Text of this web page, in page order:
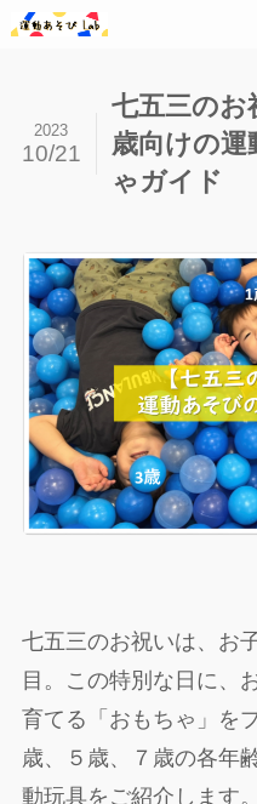
七五三のお
歳向けの運
ゃガイド
2023
10/21
七五三のお祝いは、お
目。この特別な日に、
育てる「おもちゃ」を
歳、５歳、７歳の各年
動玩具をご紹介します